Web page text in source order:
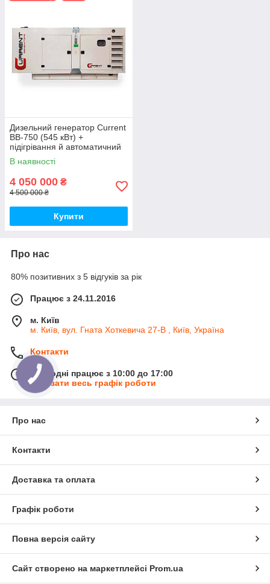
Дизельний генератор Current
ВВ-750 (545 кВт) +
підігрівання й автоматичний
запуск
В наявності
4 050 000 ₴
4 500 000 ₴
Купити
Про нас
80% позитивних з 5 відгуків за рік
Працює з 24.11.2016
м. Київ
м. Київ, вул. Гната Хоткевича 27-В , Київ, Україна
Контакти
Сьогодні працює з 10:00 до 17:00
Показати весь графік роботи
Про нас
Контакти
Доставка та оплата
Графік роботи
Повна версія сайту
Сайт створено на маркетплейсі Prom.ua